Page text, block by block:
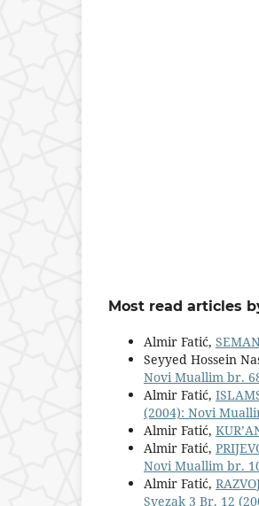
Most read articles
Almir Fatić,
Seyyed Hossein
Novi Muallim br.
Almir Fatić,
(2004): Novi
Almir Fatić,
Almir Fatić,
Novi Muallim br.
Almir Fatić,
Svezak 3 Br. 12